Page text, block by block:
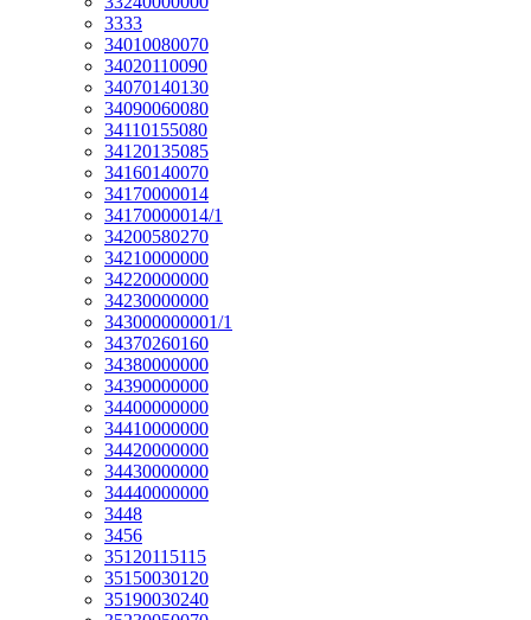
3333
34010080070
34020110090
34070140130
34090060080
34110155080
34120135085
34160140070
34170000014
34170000014/1
34200580270
34210000000
34220000000
34230000000
343000000001/1
34370260160
34380000000
34390000000
34400000000
34410000000
34420000000
34430000000
34440000000
3448
3456
35120115115
35150030120
35190030240